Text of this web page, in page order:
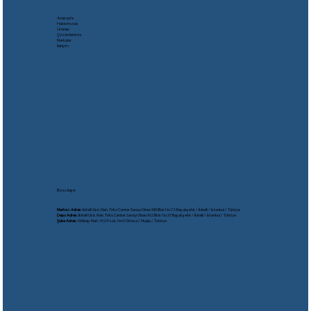
Anasayfa
Hakkımızda
Ürünler
Çözümlerimiz
Markalar
İletişim
Bize Ulaşın
Merkez Adres:İkitelli Osb. Mah. Triko Center Sanayi Sitesi M5 Blok No:72 Başakşehir / İkitelli / İstanbul / Türkiye
Depo Adres:İkitelli Osb. Mah. Triko Center Sanayi Sitesi M2 Blok No:37 Başakşehir / İkitelli / İstanbul / Türkiye
Şube Adres:Gölbaşı Mah. 1524 sok. No:9 Ortaca / Muğla / Türkiye